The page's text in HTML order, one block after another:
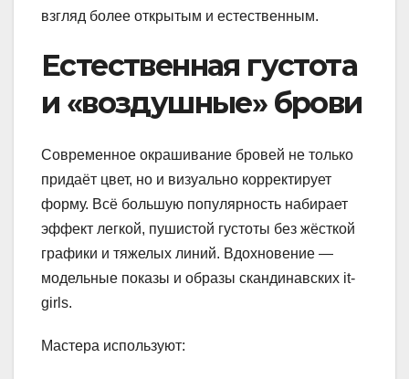
взгляд более открытым и естественным.
Естественная густота
и «воздушные» брови
Современное окрашивание бровей не только
придаёт цвет, но и визуально корректирует
форму. Всё большую популярность набирает
эффект легкой, пушистой густоты без жёсткой
графики и тяжелых линий. Вдохновение —
модельные показы и образы скандинавских it-
girls.
Мастера используют: